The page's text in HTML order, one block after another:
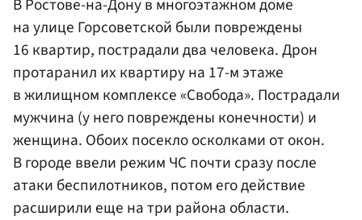
на улице Горсоветской были повреждены
16 квартир, пострадали два человека. Дрон
протаранил их квартиру на 17-м этаже
в жилищном комплексе «Свобода». Пострадали
мужчина (у него повреждены конечности) и
женщина. Обоих посекло осколками от окон.
В городе ввели режим ЧС почти сразу после
атаки беспилотников, потом его действие
расширили еще на три района области.